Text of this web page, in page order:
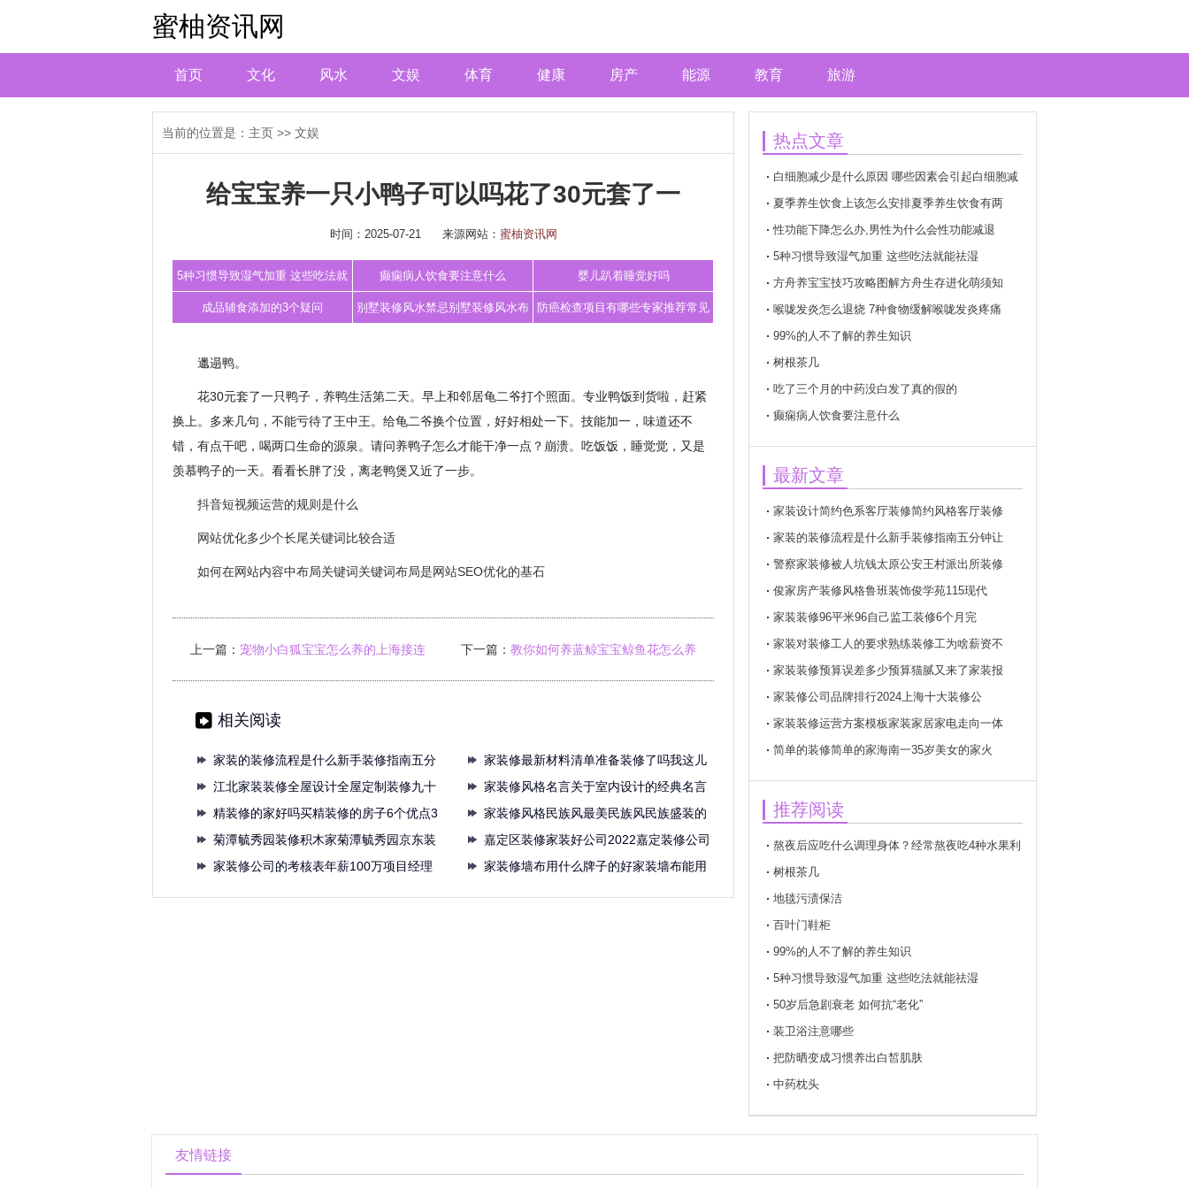
蜜柚资讯网
首页 文化 风水 文娱 体育 健康 房产 能源 教育 旅游
当前的位置是： 主页 >> 文娱
给宝宝养一只小鸭子可以吗花了30元套了一
时间：2025-07-21 来源网站： 蜜柚资讯网
5种习惯导致湿气加重 这些吃法就
能祛湿
癫痫病人饮食要注意什么 婴儿趴着睡觉好吗
成品辅食添加的3个疑问 别墅装修风水禁忌别墅装修风水布 防癌检查项目有哪些专家推荐常见
邋遢鸭。
花30元套了一只鸭子，养鸭生活第二天。早上和邻居龟二爷打个照面。专业鸭饭到货啦，赶紧
换上。多来几句，不能亏待了王中王。给龟二爷换个位置，好好相处一下。技能加一，味道还不
错，有点干吧，喝两口生命的源泉。请问养鸭子怎么才能干净一点？崩溃。吃饭饭，睡觉觉，又是
羡慕鸭子的一天。看看长胖了没，离老鸭煲又近了一步。
抖音短视频运营的规则是什么
网站优化多少个长尾关键词比较合适
如何在网站内容中布局关键词关键词布局是网站SEO优化的基石
上一篇： 宠物小白狐宝宝怎么养的上海接连
发现被弃养
下一篇： 教你如何养蓝鲸宝宝鲸鱼花怎么养
相关阅读
家装的装修流程是什么新手装修指南五分
钟让
家装修最新材料清单准备装修了吗我这儿
有一
江北家装装修全屋设计全屋定制装修九十
个豪
家装修风格名言关于室内设计的经典名言
精装修的家好吗买精装修的房子6个优点3
个
家装修风格民族风最美民族风民族盛装的
文化
菊潭毓秀园装修积木家菊潭毓秀园京东装
库科
嘉定区装修家装好公司2022嘉定装修公司
家装修公司的考核表年薪100万项目经理
家装修墙布用什么牌子的好家装墙布能用
热点文章
白细胞减少是什么原因 哪些因素会引起白细胞减
少夏季养生饮食上该怎么安排夏季养生饮食有两
性功能下降怎么办,男性为什么会性功能减退
5种习惯导致湿气加重 这些吃法就能祛湿
方舟养宝宝技巧攻略图解方舟生存进化萌须知
喉咙发炎怎么退烧 7种食物缓解喉咙发炎疼痛
99%的人不了解的养生知识
树根茶几
吃了三个月的中药没白发了真的假的
癫痫病人饮食要注意什么
最新文章
家装设计简约色系客厅装修简约风格客厅装修
家装的装修流程是什么新手装修指南五分钟让
警察家装修被人坑钱太原公安王村派出所装修
俊家房产装修风格鲁班装饰俊学苑115现代
家装装修96平米96自己监工装修6个月完
家装对装修工人的要求熟练装修工为啥薪资不
家装装修预算误差多少预算猫腻又来了家装报
家装修公司品牌排行2024上海十大装修公
家装装修运营方案模板家装家居家电走向一体
简单的装修简单的家海南一35岁美女的家火
推荐阅读
熬夜后应吃什么调理身体？经常熬夜吃4种水果利
于身体恢复
树根茶几
地毯污渍保洁
百叶门鞋柜
99%的人不了解的养生知识
5种习惯导致湿气加重 这些吃法就能祛湿
50岁后急剧衰老 如何抗“老化”
装卫浴注意哪些
把防晒变成习惯养出白皙肌肤
中药枕头
友情链接